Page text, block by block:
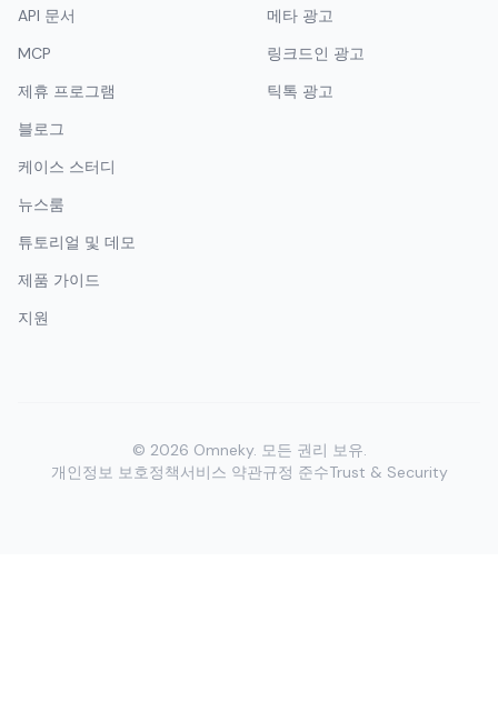
API 문서
MCP
제휴 프로그램
블로그
케이스 스터디
뉴스룸
튜토리얼 및 데모
제품 가이드
지원
메타 광고
링크드인 광고
틱톡 광고
© 2026 Omneky. 모든 권리 보유.
개인정보 보호정책서비스 약관규정 준수Trust & Security